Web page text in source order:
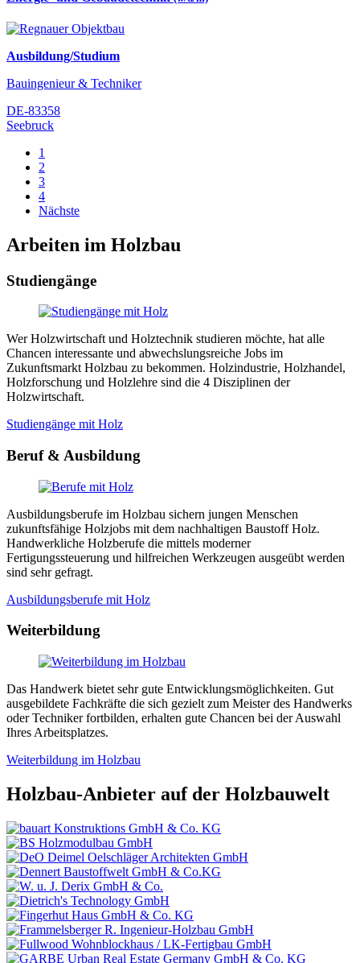
Ausbildung/Studium
Bauingenieur & Techniker
DE-83358
Seebruck
1
2
3
4
Nächste
Arbeiten im Holzbau
Studiengänge
Wer Holzwirtschaft und Holztechnik studieren möchte, hat alle
Chancen interessante und abwechslungsreiche Jobs im
Zukunftsmarkt Holzbau zu bekommen. Holzindustrie, Holzhandel,
Holzforschung und Holzlehre sind die 4 Disziplinen der
Holzwirtschaft.
Studiengänge mit Holz
Beruf & Ausbildung
Ausbildungsberufe im Holzbau sichern jungen Menschen
zukunftsfähige Holzjobs mit dem nachhaltigen Baustoff Holz.
Handwerkliche Holzberufe die mittels moderner
Fertigungssteuerung und hilfreichen Werkzeugen ausgeübt werden
sind sehr gefragt.
Ausbildungsberufe mit Holz
Weiterbildung
Das Handwerk bietet sehr gute Entwicklungsmöglichkeiten. Gut
ausgebildete Fachkräfte die sich gezielt zum Meister des Handwerks
oder Techniker fortbilden, erhalten gute Chancen bei der Auswahl
Ihres Arbeitsplatzes.
Weiterbildung im Holzbau
Holzbau-Anbieter auf der Holzbauwelt